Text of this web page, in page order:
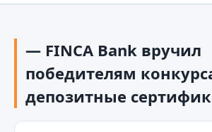
Новости
Академия
Члены и партнеры
Сотрудничество
Контакты
— FINCA Bank вручил
победителям
депозитные